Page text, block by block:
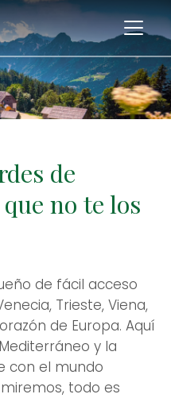
de
no te los
de fácil acceso
Trieste, Viena,
de Europa. Aquí
y la
con el mundo
todo es